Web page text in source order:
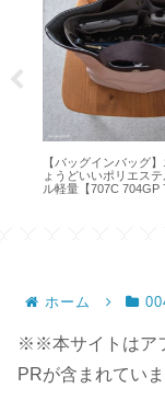
グインバッグ】エルベにち
いいポリエステルでシンプ
【707C 704GP 725GP】
ホーム
※※本サイトはア
PRが含まれてい